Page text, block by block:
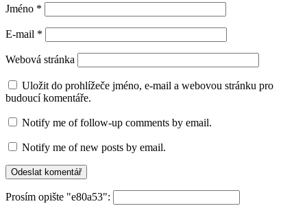
Jméno *
E-mail *
Webová stránka
Uložit do prohlížeče jméno, e-mail a webovou stránku pro
budoucí komentáře.
Notify me of follow-up comments by email.
Notify me of new posts by email.
Prosím opište "e80a53":